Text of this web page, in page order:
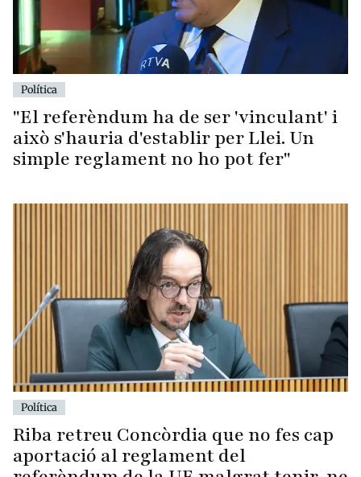
Política
"El referèndum ha de ser 'vinculant' i
això s'hauria d'establir per Llei. Un
simple reglament no ho pot fer"
Política
Riba retreu Concòrdia que no fes cap
aportació al reglament del